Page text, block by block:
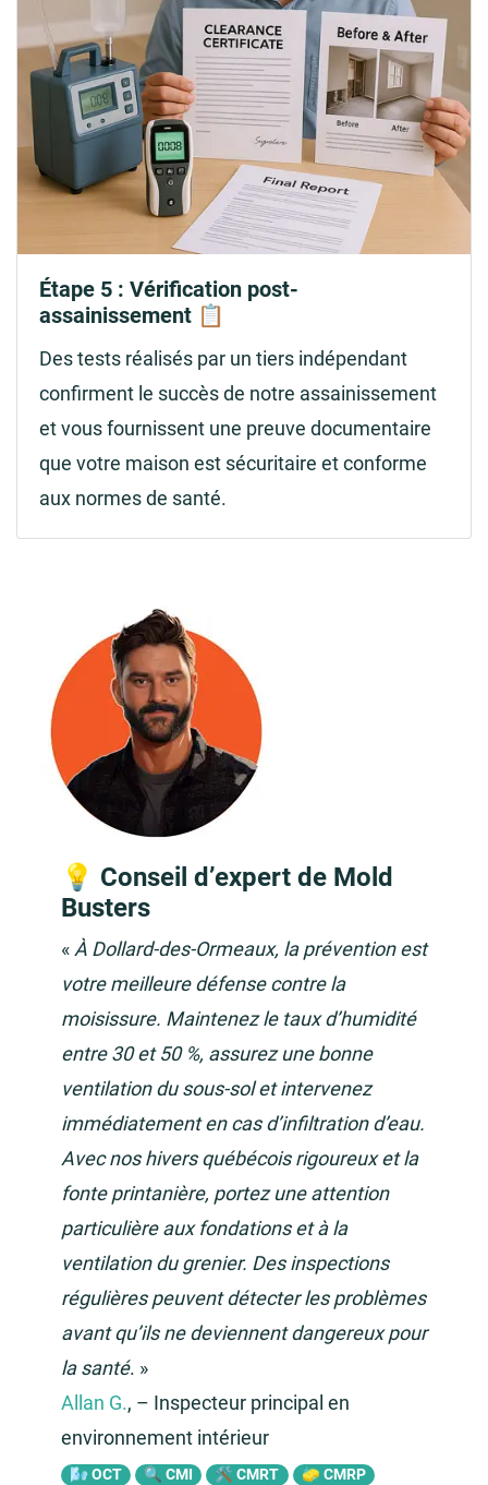
Étape 5 : Vérification post-
assainissement 📋
Des tests réalisés par un tiers indépendant
confirment le succès de notre assainissement
et vous fournissent une preuve documentaire
que votre maison est sécuritaire et conforme
aux normes de santé.
💡 Conseil d’expert de Mold
Busters
« À Dollard-des-Ormeaux, la prévention est
votre meilleure défense contre la
moisissure. Maintenez le taux d’humidité
entre 30 et 50 %, assurez une bonne
ventilation du sous-sol et intervenez
immédiatement en cas d’infiltration d’eau.
Avec nos hivers québécois rigoureux et la
fonte printanière, portez une attention
particulière aux fondations et à la
ventilation du grenier. Des inspections
régulières peuvent détecter les problèmes
avant qu’ils ne deviennent dangereux pour
la santé. »
Allan G., – Inspecteur principal en
environnement intérieur
🌬️ OCT 🔍 CMI 🛠️ CMRT
🧽 CMRP